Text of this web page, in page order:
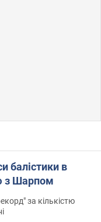
балістики в
з Шарпом
за кількістю